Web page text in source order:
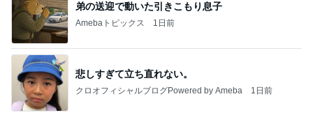
弟の送迎で動いた引きこもり息子
Amebaトピックス 1日前
悲しすぎて立ち直れない。
クロオフィシャルブログPowered by Ameba 1日前